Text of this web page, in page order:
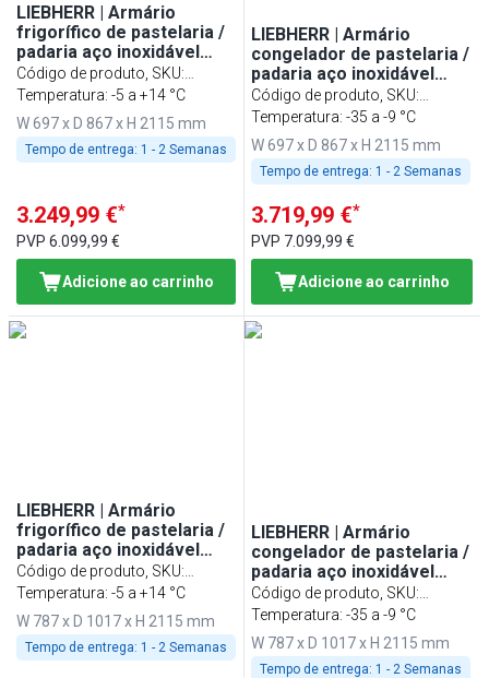
LIEBHERR | Armário
frigorífico de pastelaria /
padaria aço inoxidável
PERFECTION - 602 litros -
EN 600x400 - interior em
aço inoxidável - com 1
porta
Código de produto, SKU:
994553951
Temperatura: -5 a +14 °C
W 697 x D 867 x H 2115 mm
Tempo de entrega: 1 - 2 Semanas
3.249,99 €*
PVP 6.099,99 €
Adicione ao carrinho
LIEBHERR | Armário
congelador de pastelaria /
padaria aço inoxidável
PERFECTION - 602 litros -
EN 600x400 - interior em
aço inoxidável - com 1
porta
Código de produto, SKU:
994489651
Temperatura: -35 a -9 °C
W 697 x D 867 x H 2115 mm
Tempo de entrega: 1 - 2 Semanas
3.719,99 €*
PVP 7.099,99 €
Adicione ao carrinho
LIEBHERR | Armário
frigorífico de pastelaria /
padaria aço inoxidável
PERFECTION - 854 litros -
EN 600x800 - interior em
aço inoxidável - com 1
porta
Código de produto, SKU:
994556451
Temperatura: -5 a +14 °C
W 787 x D 1017 x H 2115 mm
Tempo de entrega: 1 - 2 Semanas
LIEBHERR | Armário
congelador de pastelaria /
padaria aço inoxidável
PERFECTION - 854 litros -
EN 600x800 - interior em
aço inoxidável - com 1
porta
Código de produto, SKU:
994489751
Temperatura: -35 a -9 °C
W 787 x D 1017 x H 2115 mm
Tempo de entrega: 1 - 2 Semanas